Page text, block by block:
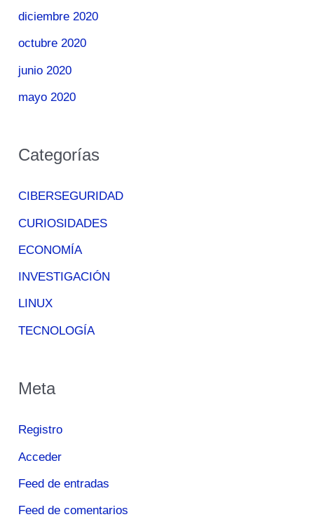
diciembre 2020
octubre 2020
junio 2020
mayo 2020
Categorías
CIBERSEGURIDAD
CURIOSIDADES
ECONOMÍA
INVESTIGACIÓN
LINUX
TECNOLOGÍA
Meta
Registro
Acceder
Feed de entradas
Feed de comentarios